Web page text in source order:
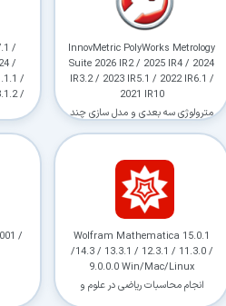
InnovMetric PolyWorks Metrology
Suite 2026 IR2 / 2025 IR4 / 2024
IR3.2 / 2023 IR5.1 / 2022 IR6.1 /
2021 IR10
مترولوژی سه بعدی و مدل سازی چند
/
/
/
/
Wolfram Mathematica 15.0.1
/14.3 / 13.3.1 / 12.3.1 / 11.3.0 /
9.0.0.0 Win/Mac/Linux
انجام محاسبات ریاضی در علوم و
/